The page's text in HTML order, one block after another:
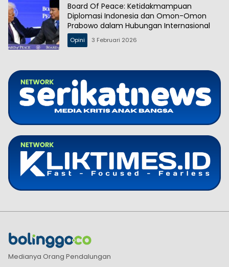
Board Of Peace: Ketidakmampuan
Diplomasi Indonesia dan Omon-Omon
Prabowo dalam Hubungan Internasional
Opini 3 Februari 2026
Medianya Orang Pendalungan